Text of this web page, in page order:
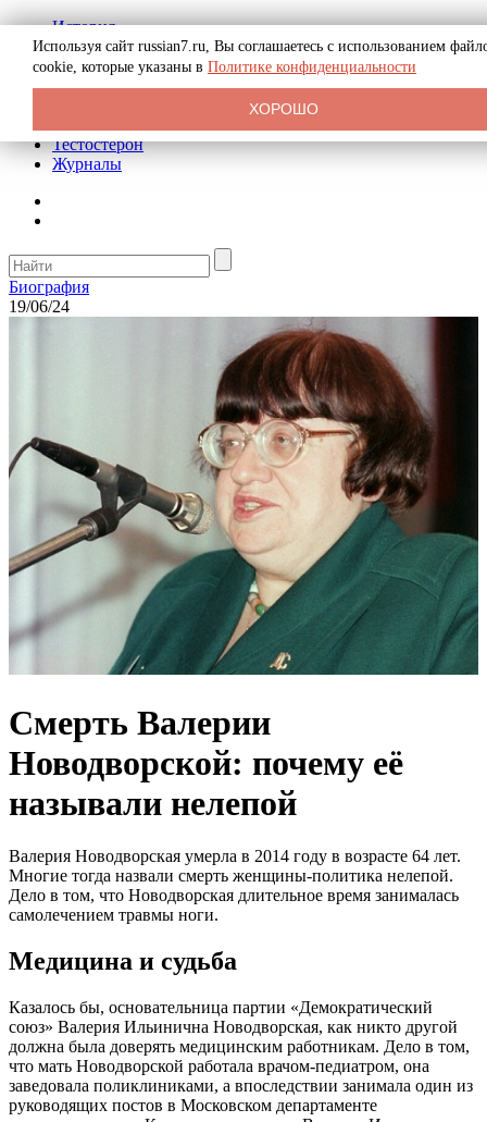
История
Биография
Криминал
Реклама на сайте
Тестостерон
Журналы
Биография
19/06/24
Смерть Валерии
Новодворской: почему её
называли нелепой
Валерия Новодворская умерла в 2014 году в возрасте 64 лет.
Многие тогда назвали смерть женщины-политика нелепой.
Дело в том, что Новодворская длительное время занималась
самолечением травмы ноги.
Медицина и судьба
Казалось бы, основательница партии «Демократический
союз» Валерия Ильинична Новодворская, как никто другой
должна была доверять медицинским работникам. Дело в том,
что мать Новодворской работала врачом-педиатром, она
заведовала поликлиниками, а впоследствии занимала один из
руководящих постов в Московском департаменте
Используя сайт russian7.ru, Вы соглашаетесь с использованием
cookie, которые указаны в Политике конфиденциальности
ХОРОШО